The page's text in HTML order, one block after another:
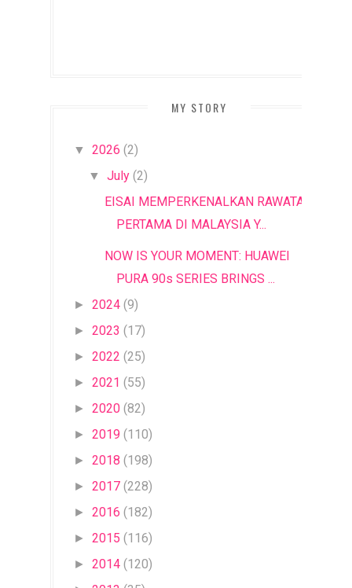
MY STORY
▼ 2026 (2)
▼ July (2)
EISAI MEMPERKENALKAN RAWATAN
PERTAMA DI MALAYSIA Y...
NOW IS YOUR MOMENT: HUAWEI
PURA 90s SERIES BRINGS ...
► 2024 (9)
► 2023 (17)
► 2022 (25)
► 2021 (55)
► 2020 (82)
► 2019 (110)
► 2018 (198)
► 2017 (228)
► 2016 (182)
► 2015 (116)
► 2014 (120)